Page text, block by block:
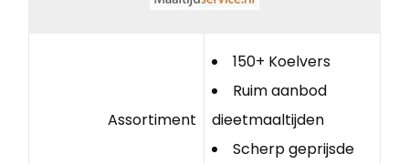
Assortiment
150+ Koelvers
Ruim aanbod
dieetmaaltijden
Scherp geprijsde